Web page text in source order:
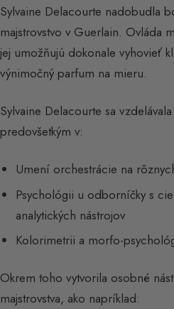
Sylvaine Delacourte nadobudla
majstrovstvo v Guerlain. Ovláda
jej umožňujú dokonale vyhovieť
výnimočný parfum na mieru.
Sylvaine Delacourte sa
predovšetkým v:
Umení orchestrácie na
Psychológii u odborníčky s
analytických nástrojov
Kolorimetrii a morfo-
Okrem toho vytvorila osobné
majstrovstva, ako napríklad: